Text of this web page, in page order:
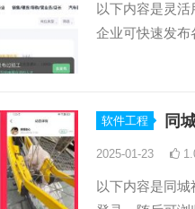
以下内容是灵
企业可快速发
软件工程 同
2025-01-23
以下内容是同